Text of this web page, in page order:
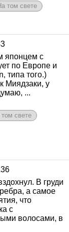
том свете
японцем с
по Европе и
типа того.)
Миядзаки, у
...
том свете
В груди
а самое
что
с
волосами, в